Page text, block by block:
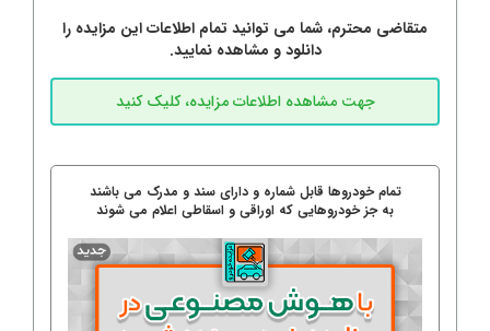
متقاضی محترم، شما می توانید تمام اطلاعات این مزایده را
دانلود و مشاهده نمایید.
تمام خودروها قابل شماره و دارای سند و مدرک می باشند
به جز خودروهایی که اوراقی و اسقاطی اعلام می شوند